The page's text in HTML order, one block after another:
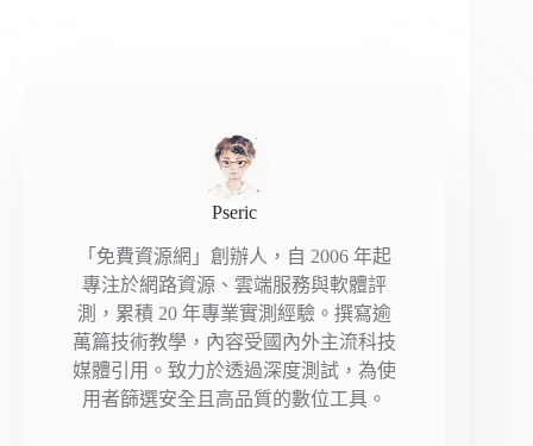
Pseric
「免費資源網」創辦人，自 2006 年起
專注於網路資源、雲端服務與軟體評
測，累積 20 年專業實測經驗。撰寫逾
萬篇技術教學，內容受國內外主流科技
媒體引用。致力於透過深度測試，為使
用者篩選安全且高品質的數位工具。